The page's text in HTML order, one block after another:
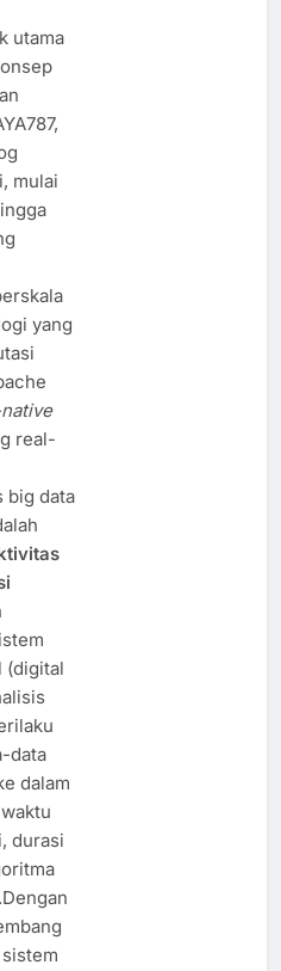
utama
mulai
yang
real-
big data
(digital
data
dalam
durasi